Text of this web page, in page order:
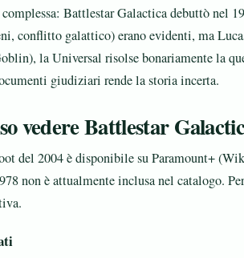
Battlestar Galactica debuttò nel
conflitto galattico) erano evidenti, ma
la Universal risolse bonariamente la
giudiziari rende la storia incerta.
vedere Battlestar
del 2004 è disponibile su Paramount+
non è attualmente inclusa nel catalogo.